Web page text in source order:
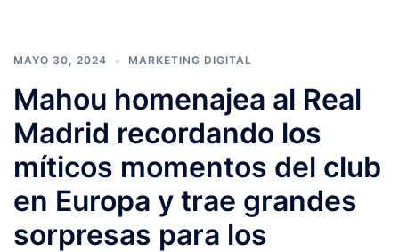
MAYO 30, 2024 MARKETING DIGITAL
Mahou homenajea al Real
Madrid recordando los
míticos momentos del club
en Europa y trae grandes
sorpresas para los